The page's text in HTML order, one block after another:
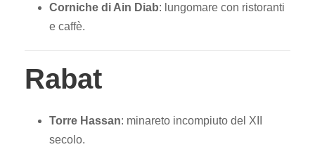
Corniche di Ain Diab: lungomare con ristoranti
e caffè.
Rabat
Torre Hassan: minareto incompiuto del XII
secolo.